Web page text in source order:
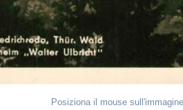
Posiziona il mouse